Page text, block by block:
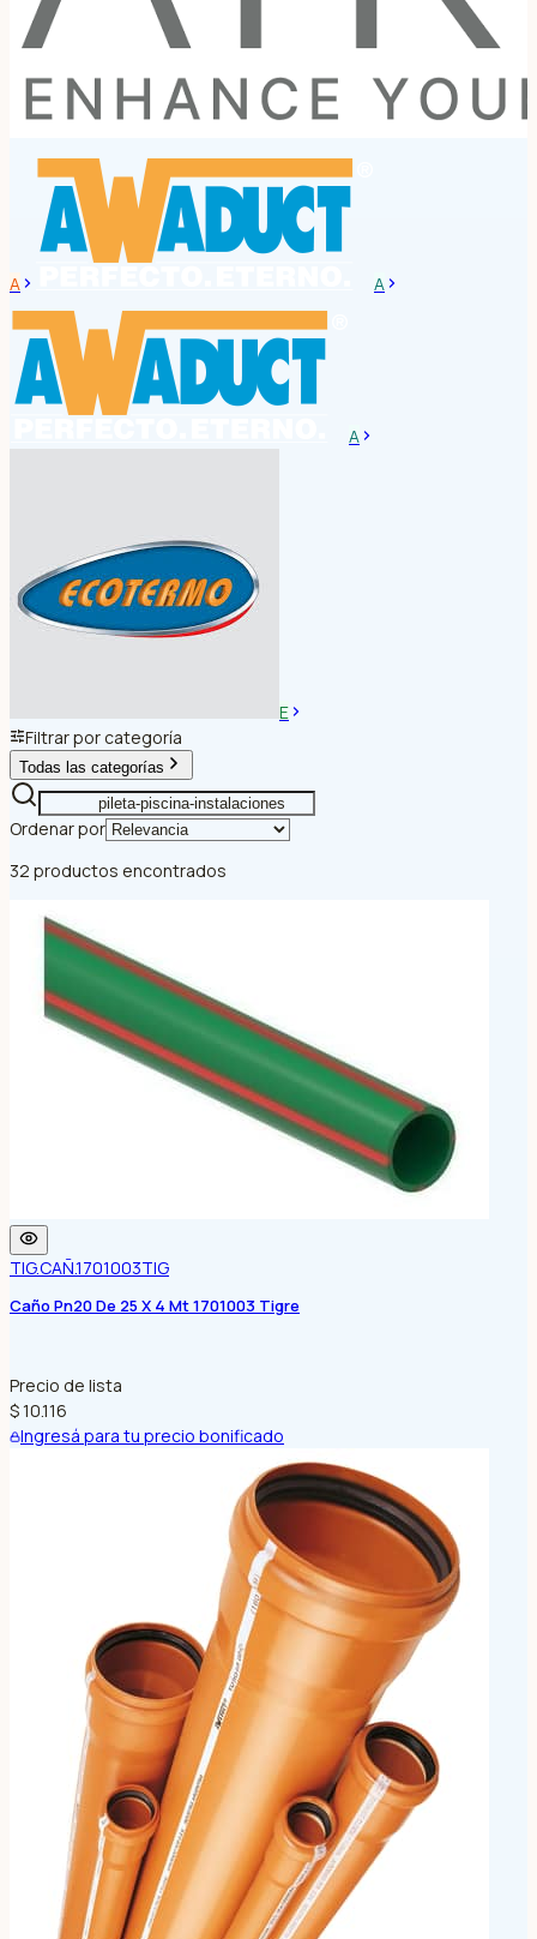
A A
A
E
Filtrar por categoría
Todas las categorías
Ordenar por
32 productos encontrados
TIG.CAÑ.1701003TIG
Caño Pn20 De 25 X 4 Mt 1701003 Tigre
Precio de lista
$ 10.116
Ingresá para tu precio bonificado